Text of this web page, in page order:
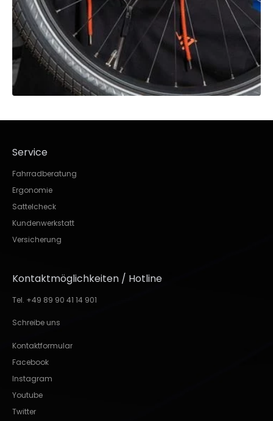
Service
Fahrradberatung
Ergonomie
Sattelcheck
Kundenwerkstatt
Versicherung
Kontaktmöglichkeiten / Hotline
Tel. +49 89 90 41 14 901
Schreibe uns
Kontaktformular
Facebook
Instagram
Youtube
Twitter